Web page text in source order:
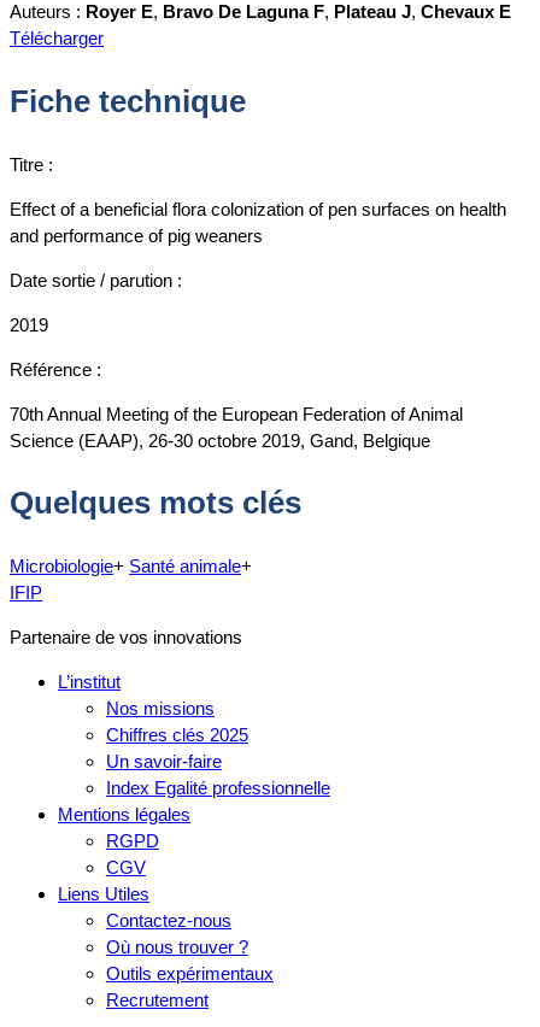
Auteurs : Royer E, Bravo De Laguna F, Plateau J, Chevaux E
Télécharger
Fiche technique
Titre :
Effect of a beneficial flora colonization of pen surfaces on health
and performance of pig weaners
Date sortie / parution :
2019
Référence :
70th Annual Meeting of the European Federation of Animal
Science (EAAP), 26-30 octobre 2019, Gand, Belgique
Quelques mots clés
Microbiologie+ Santé animale+
IFIP
Partenaire de vos innovations
L’institut
Nos missions
Chiffres clés 2025
Un savoir-faire
Index Egalité professionnelle
Mentions légales
RGPD
CGV
Liens Utiles
Contactez-nous
Où nous trouver ?
Outils expérimentaux
Recrutement